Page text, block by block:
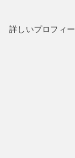
詳しいプロフィ